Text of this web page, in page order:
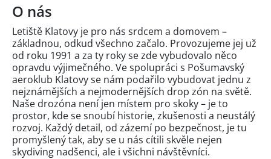
O nás
Letiště Klatovy je pro nás srdcem a domovem –
základnou, odkud všechno začalo. Provozujeme jej už
od roku 1991 a za ty roky se zde vybudovalo něco
opravdu výjimečného. Ve spolupráci s Pošumavský
aeroklub Klatovy se nám podařilo vybudovat jednu z
nejznámějších a nejmodernějších drop zón na světě.
Naše drozóna není jen místem pro skoky – je to
prostor, kde se snoubí historie, zkušenosti a neustálý
rozvoj. Každý detail, od zázemí po bezpečnost, je tu
promyšlený tak, aby se u nás cítili skvěle nejen
skydiving nadšenci, ale i všichni návštěvníci.